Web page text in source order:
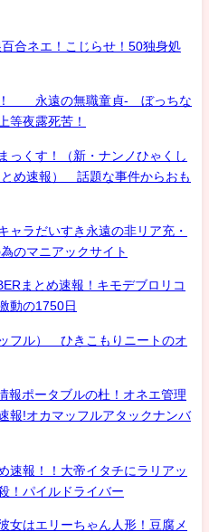
合ネエ！こじらせ！50独身処
！ 永遠の無職童貞- ぼっちな
等夜露死苦！
っくす！（新・ナンノひゃくし
め速報） 話題な事件からおも
ャラだいすき永遠の非リア充・
のマニアックサイト
まとめ速報！キモデブロリコ
動の1750日
フル） ひきこもりニートのオ
報ポータブルの杜！オネエ管理
報!オカマッフルアタックナンバ
速報！！大帝イタチにラリアッ
！パイルドライバー
はエリーちゃん人形！豆腐メ